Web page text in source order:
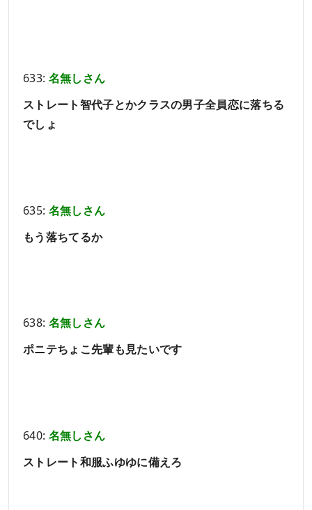
633: 名無しさん
ストレート智代子とかクラスの男子全員恋に落ちる
でしょ
635: 名無しさん
もう落ちてるか
638: 名無しさん
ポニテちょこ先輩も見たいです
640: 名無しさん
ストレート和服ふゆゆに備えろ